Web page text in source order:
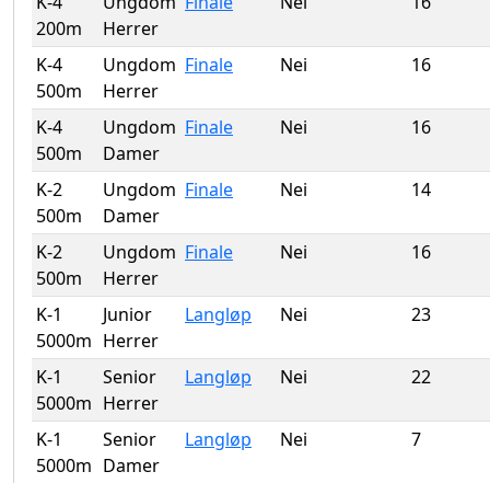
200m
Herrer
K-4
500m
Ungdom
Herrer
Finale Nei 16
K-4
500m
Ungdom
Damer
Finale Nei 16
K-2
500m
Ungdom
Damer
Finale Nei 14
K-2
500m
Ungdom
Herrer
Finale Nei 16
K-1
5000m
Junior
Herrer
Langløp Nei 23
K-1
5000m
Senior
Herrer
Langløp Nei 22
K-1
5000m
Senior
Damer
Langløp Nei 7